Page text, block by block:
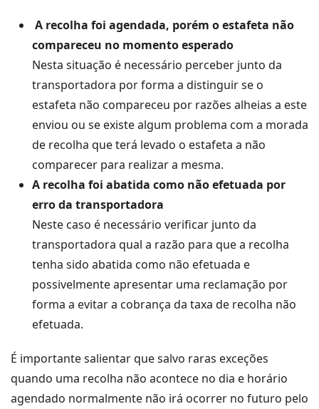
A recolha foi agendada, porém o estafeta não
compareceu no momento esperado
Nesta situação é necessário perceber junto da
transportadora por forma a distinguir se o
estafeta não compareceu por razões alheias a este
enviou ou se existe algum problema com a morada
de recolha que terá levado o estafeta a não
comparecer para realizar a mesma.
A recolha foi abatida como não efetuada por
erro da transportadora
Neste caso é necessário verificar junto da
transportadora qual a razão para que a recolha
tenha sido abatida como não efetuada e
possivelmente apresentar uma reclamação por
forma a evitar a cobrança da taxa de recolha não
efetuada.
É importante salientar que salvo raras exceções
quando uma recolha não acontece no dia e horário
agendado normalmente não irá ocorrer no futuro pelo